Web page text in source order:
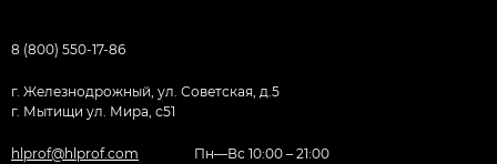
8 (800) 550-17-86
г. Железнодрожный, ул. Советская, д.5
г. Мытищи ул. Мира, с51
hlprof@hlprof.com Пн—Вс 10:00 – 21:00